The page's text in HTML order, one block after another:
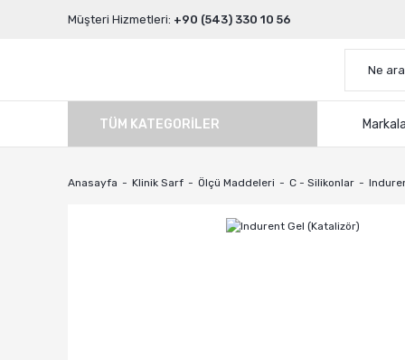
Müşteri Hizmetleri: +90 (543) 330 10 56
TÜM KATEGORILER
Anasayfa Klinik Sarf Ölçü Maddeleri C - Silikonlar